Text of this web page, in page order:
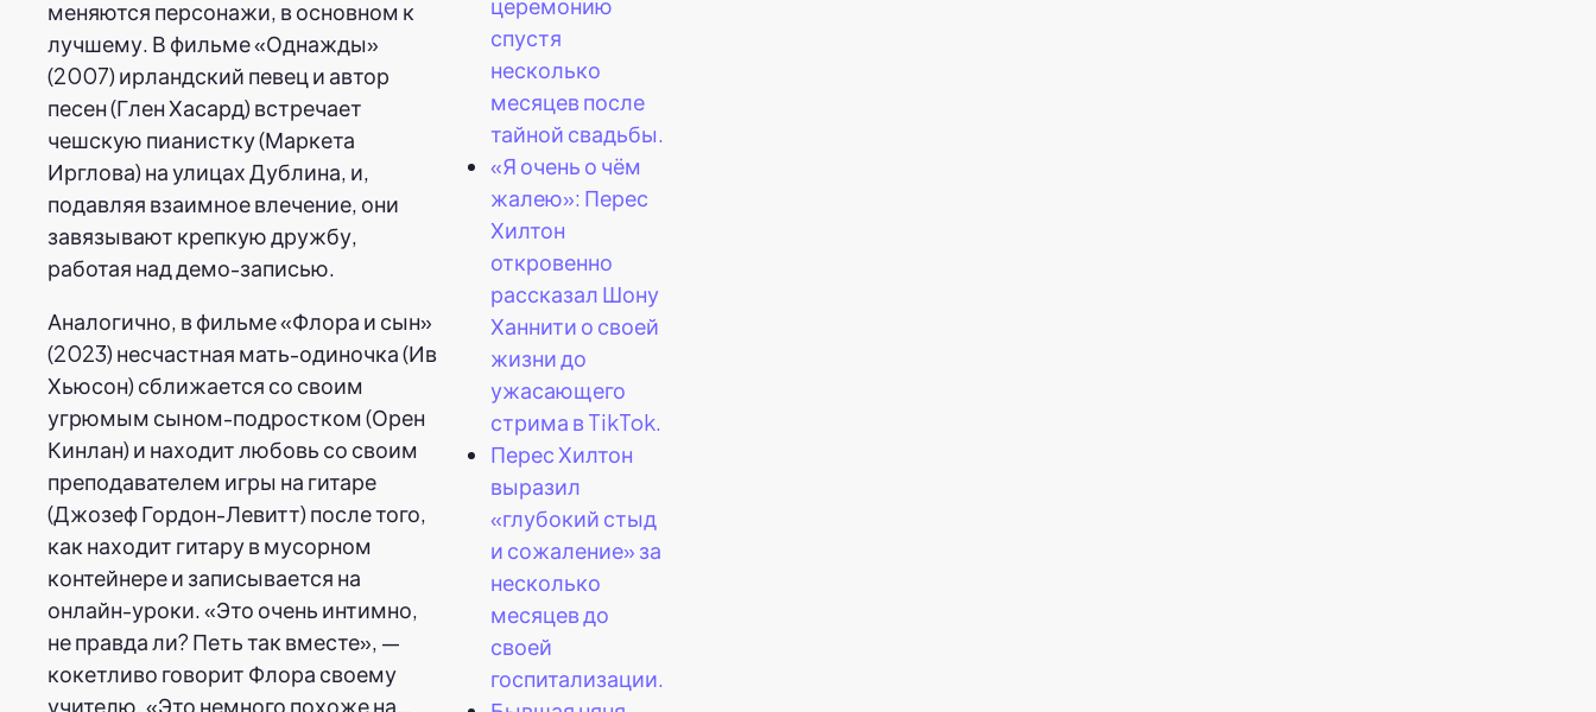
меняются персонажи, в основном к
лучшему. В фильме «Однажды»
(2007) ирландский певец и автор
песен (Глен Хасард) встречает
чешскую пианистку (Маркета
Ирглова) на улицах Дублина, и,
подавляя взаимное влечение, они
завязывают крепкую дружбу,
работая над демо-записью.
Аналогично, в фильме «Флора и сын»
(2023) несчастная мать-одиночка (Ив
Хьюсон) сближается со своим
угрюмым сыном-подростком (Орен
Кинлан) и находит любовь со своим
преподавателем игры на гитаре
(Джозеф Гордон-Левитт) после того,
как находит гитару в мусорном
контейнере и записывается на
онлайн-уроки. «Это очень интимно,
не правда ли? Петь так вместе», —
кокетливо говорит Флора своему
учителю. «Это немного похоже на…
спустя
несколько
месяцев после
тайной свадьбы.
«Я очень о чём
жалею»: Перес
Хилтон
откровенно
рассказал Шону
Ханнити о своей
жизни до
ужасающего
стрима в TikTok.
Перес Хилтон
выразил
«глубокий стыд
и сожаление» за
несколько
месяцев до
своей
госпитализации.